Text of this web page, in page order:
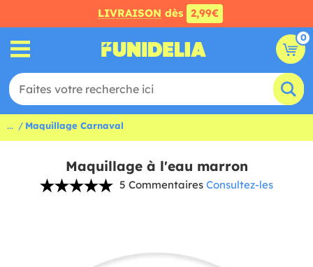
LIVRAISON dès 2,99€
0
... Maquillage Carnaval
Maquillage à l'eau marron
5 Commentaires Consultez-les